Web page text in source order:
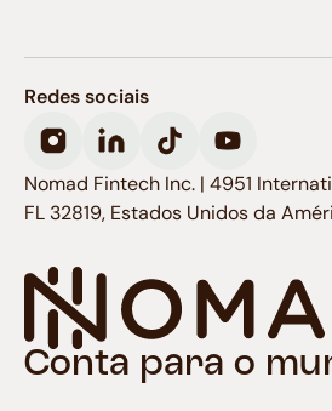
Conta para o
Redes sociais
Nomad Fintech Inc. | 4951
FL 32819, Estados Unidos da